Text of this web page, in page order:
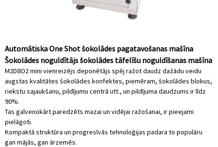
Automātiska One Shot šokolādes pagatavošanas mašīna
Šokolādes noguldītājs šokolādes tāfelīšu noguldīšanas mašīna
M2D8O2 mini vienreizējs deponētājs spēj ražot daudz dažādu veidu
augstas kvalitātes šokolādes konfektes, piemēram, šokolādes blokus,
riekstu sajaukšanu, pildījumu centrā utt., un pildījuma daudzums ir līdz
90%.
Tas galvenokārt paredzēts mazai un vidējai ražošanai, ir pieejami
pielāgoti.
Kompaktā struktūra un progresīvās tehnoloģijas padara to populāru
gan mājās, gan ārzemēs.